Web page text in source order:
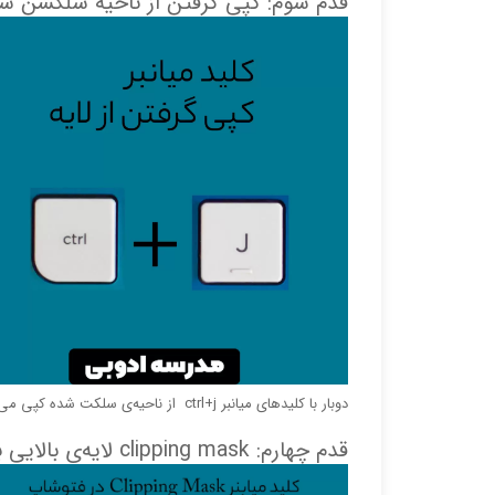
دوبار با کلید‌های میانبر ctrl+j از ناحیه‌ی سلکت شده کپی می‌گیریم
قدم چهارم: clipping mask لایه‌ی بالایی به لایه‌ی زیرین خود